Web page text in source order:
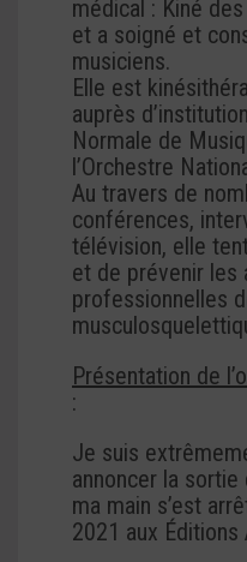
médical : Kiné
et a soigné et
musiciens.
Elle est
auprès
Normale de
l’Orchestre
Au travers de
conférences,
télévision, elle
et de prévenir les
professionnelles
Présentation de
:
Je suis
annoncer la sortie
ma main s’est
2021 aux Éditions